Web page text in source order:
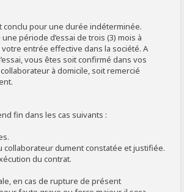
conclu pour une durée indéterminée.
période d’essai de trois (3) mois à
entrée effective dans la société. A
vous êtes soit confirmé dans vos
à domicile, soit remercié
fin dans les cas suivants :
collaborateur dument constatée et justifiée.
du contrat.
en cas de rupture de présent